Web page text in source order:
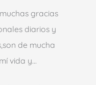
gracias
diarios y
de mucha
vida y…